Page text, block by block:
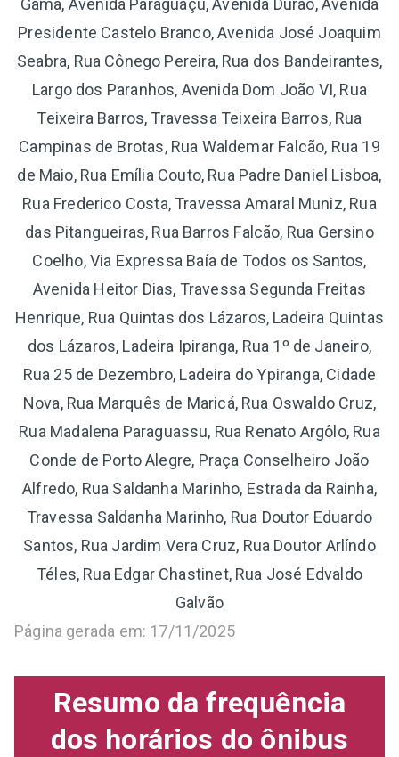
Presidente Castelo Branco, Avenida José Joaquim
Seabra, Rua Cônego Pereira, Rua dos Bandeirantes,
Largo dos Paranhos, Avenida Dom João VI, Rua
Teixeira Barros, Travessa Teixeira Barros, Rua
Campinas de Brotas, Rua Waldemar Falcão, Rua 19
de Maio, Rua Emília Couto, Rua Padre Daniel Lisboa,
Rua Frederico Costa, Travessa Amaral Muniz, Rua
das Pitangueiras, Rua Barros Falcão, Rua Gersino
Coelho, Via Expressa Baía de Todos os Santos,
Avenida Heitor Dias, Travessa Segunda Freitas
Henrique, Rua Quintas dos Lázaros, Ladeira Quintas
dos Lázaros, Ladeira Ipiranga, Rua 1º de Janeiro,
Rua 25 de Dezembro, Ladeira do Ypiranga, Cidade
Nova, Rua Marquês de Maricá, Rua Oswaldo Cruz,
Rua Madalena Paraguassu, Rua Renato Argôlo, Rua
Conde de Porto Alegre, Praça Conselheiro João
Alfredo, Rua Saldanha Marinho, Estrada da Rainha,
Travessa Saldanha Marinho, Rua Doutor Eduardo
Santos, Rua Jardim Vera Cruz, Rua Doutor Arlíndo
Téles, Rua Edgar Chastinet, Rua José Edvaldo
Galvão
Página gerada em: 17/11/2025
Resumo da frequência
dos horários do ônibus